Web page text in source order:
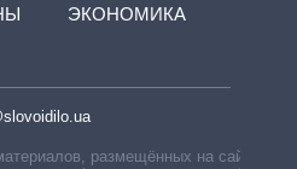
ЭКОНОМИКА
размещённых на сайте,